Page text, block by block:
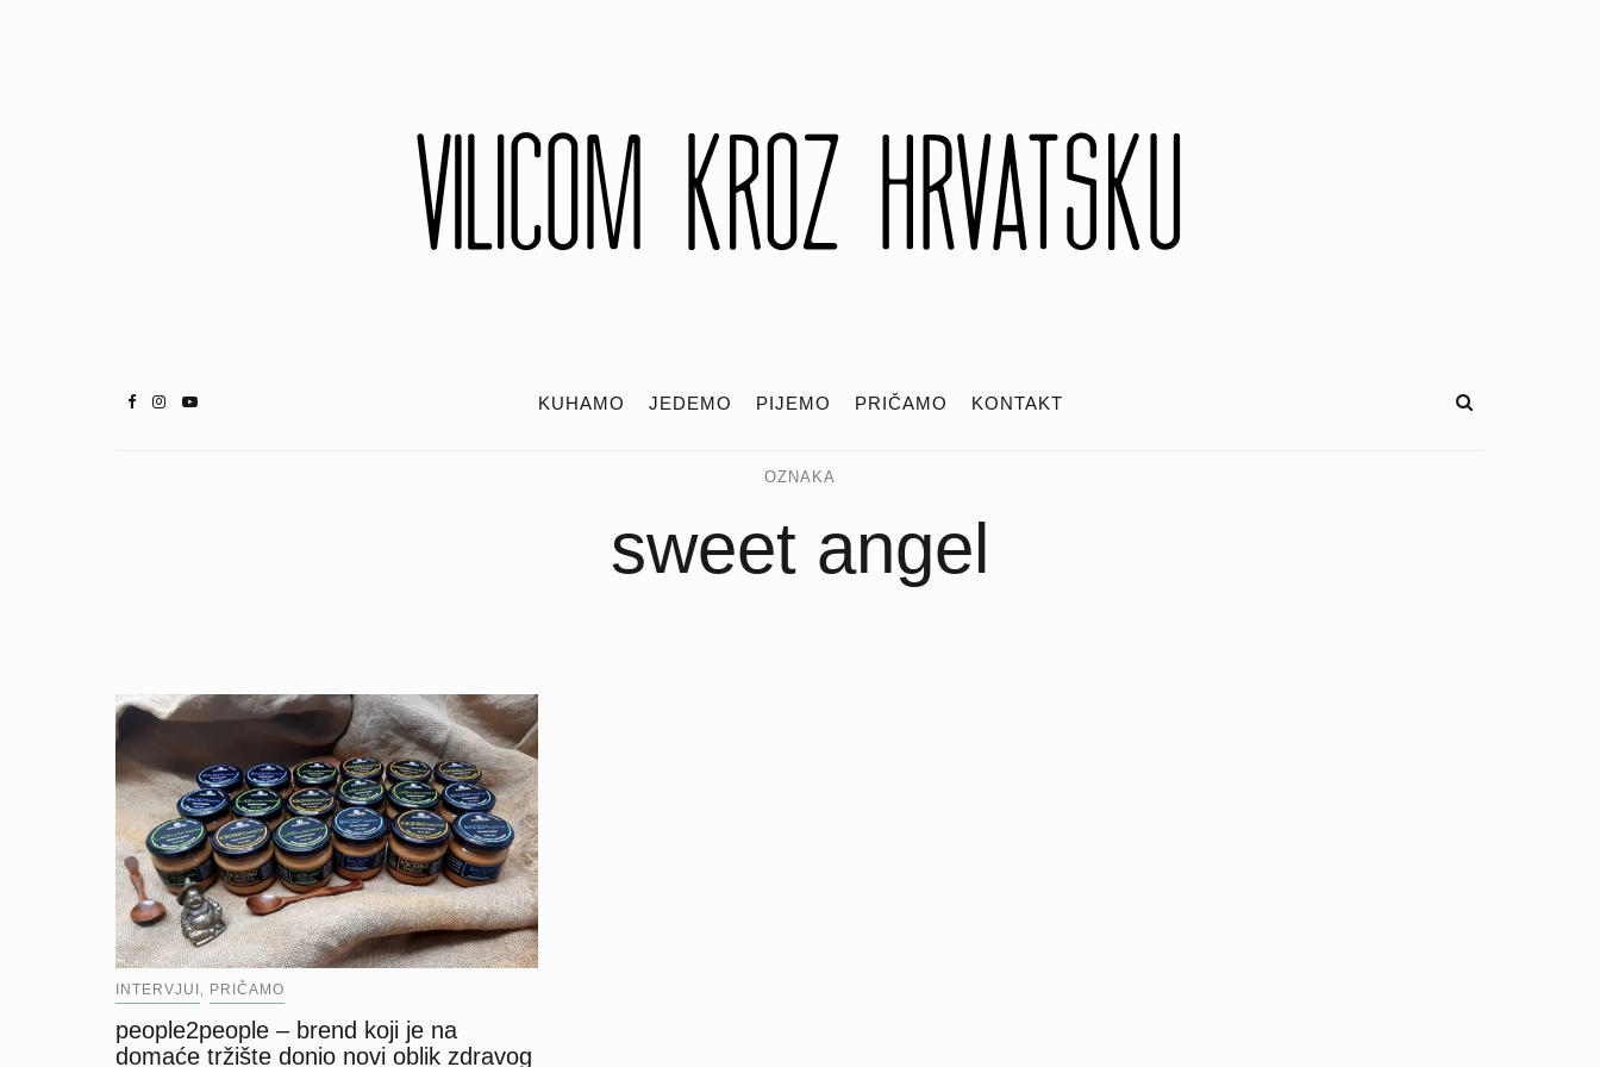
KUHAMO JEDEMO PIJEMO PRIČAMO KONTAKT
OZNAKA
sweet angel
INTERVJUI PRIČAMO
people2people – brend koji je na
domaće tržište donio novi oblik zdravog